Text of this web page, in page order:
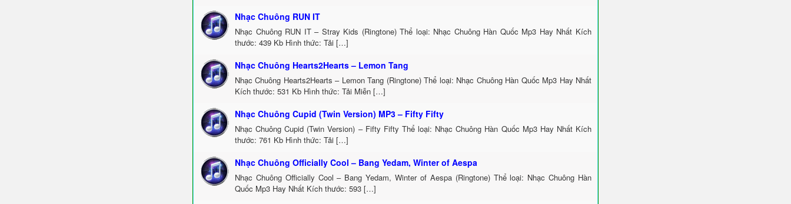
Nhạc Chuông RUN IT
Nhạc Chuông RUN IT – Stray Kids (Ringtone) Thể loại: Nhạc Chuông Hàn Quốc Mp3 Hay Nhất Kích
thước: 439 Kb Hình thức: Tải […]
Nhạc Chuông Hearts2Hearts – Lemon Tang
Nhạc Chuông Hearts2Hearts – Lemon Tang (Ringtone) Thể loại: Nhạc Chuông Hàn Quốc Mp3 Hay Nhất
Kích thước: 531 Kb Hình thức: Tải Miễn […]
Nhạc Chuông Cupid (Twin Version) MP3 – Fifty Fifty
Nhạc Chuông Cupid (Twin Version) – Fifty Fifty Thể loại: Nhạc Chuông Hàn Quốc Mp3 Hay Nhất Kích
thước: 761 Kb Hình thức: Tải […]
Nhạc Chuông Officially Cool – Bang Yedam, Winter of Aespa
Nhạc Chuông Officially Cool – Bang Yedam, Winter of Aespa (Ringtone) Thể loại: Nhạc Chuông Hàn
Quốc Mp3 Hay Nhất Kích thước: 593 […]